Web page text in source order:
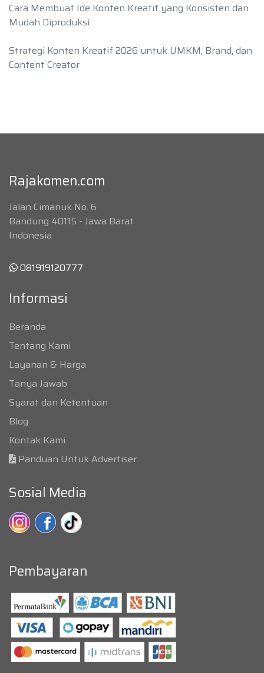
Cara Membuat Ide Konten Kreatif yang Konsisten dan
Mudah Diproduksi
Strategi Konten Kreatif 2026 untuk UMKM, Brand, dan
Content Creator
Rajakomen.com
Jalan Cimanuk No. 6
Bandung 40115 - Jawa Barat
Indonesia
081919120777
Informasi
Beranda
Tentang Kami
Layanan & Harga
Tanya Jawab
Syarat dan Ketentuan
Blog
Kontak Kami
Panduan Untuk Advertiser
Sosial Media
Pembayaran